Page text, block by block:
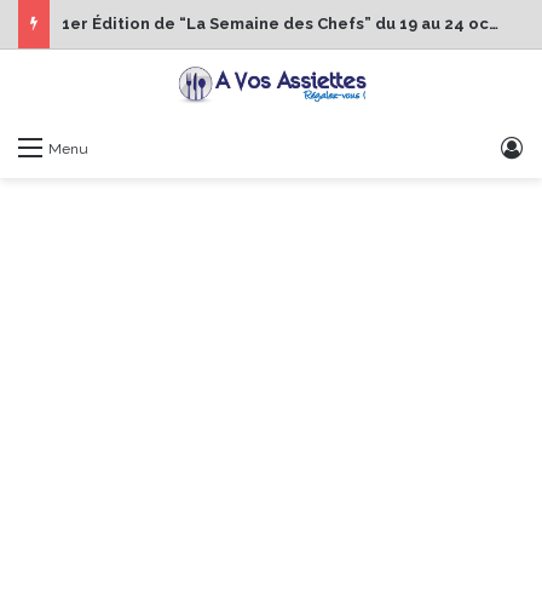
1er Édition de “La Semaine des Chefs” du 19 au 24 octobre 2026
Menu